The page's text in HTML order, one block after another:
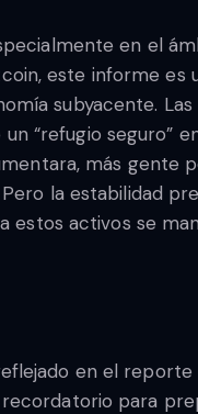
en el
este informe es
subyacente.
“refugio seguro”
más gente
la estabilidad
estos activos se
en el reporte
para